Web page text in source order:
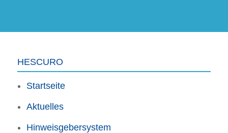
HESCURO
Startseite
Aktuelles
Hinweisgebersystem